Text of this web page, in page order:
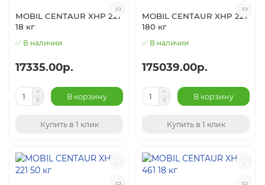
MOBIL CENTAUR XHP 221
18 кг
✅ В наличии
17335.00р.
В корзину
Купить в 1 клик
MOBIL CENTAUR XHP 221
180 кг
✅ В наличии
175039.00р.
В корзину
Купить в 1 клик